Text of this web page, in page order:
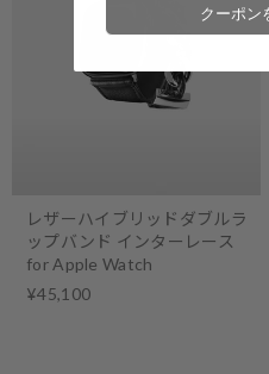
レザーハイブリッドダブルラ
ップバンド インターレース
for Apple Watch
¥45,100
クーポン